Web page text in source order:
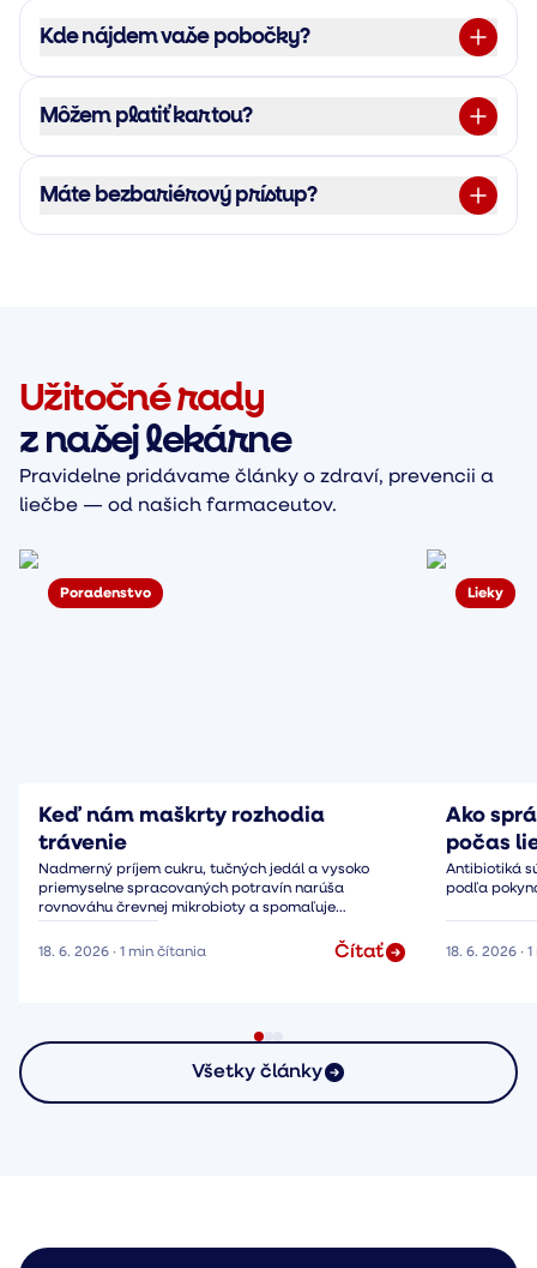
Kde nájdem vaše pobočky?
Môžem platiť kartou?
Máte bezbariérový prístup?
Užitočné rady
z našej lekárne
Pravidelne pridávame články o zdraví, prevencii a
liečbe — od našich farmaceutov.
Poradenstvo
Keď nám maškrty rozhodia
trávenie
Nadmerný príjem cukru, tučných jedál a vysoko
priemyselne spracovaných potravín narúša
rovnováhu črevnej mikrobioty a spomaľuje
18. 6. 2026 · 1 min čítania Čítať
Lieky
Ako
počas
Antibiotiká
podľa
18. 6. 2026 · 1
Všetky články